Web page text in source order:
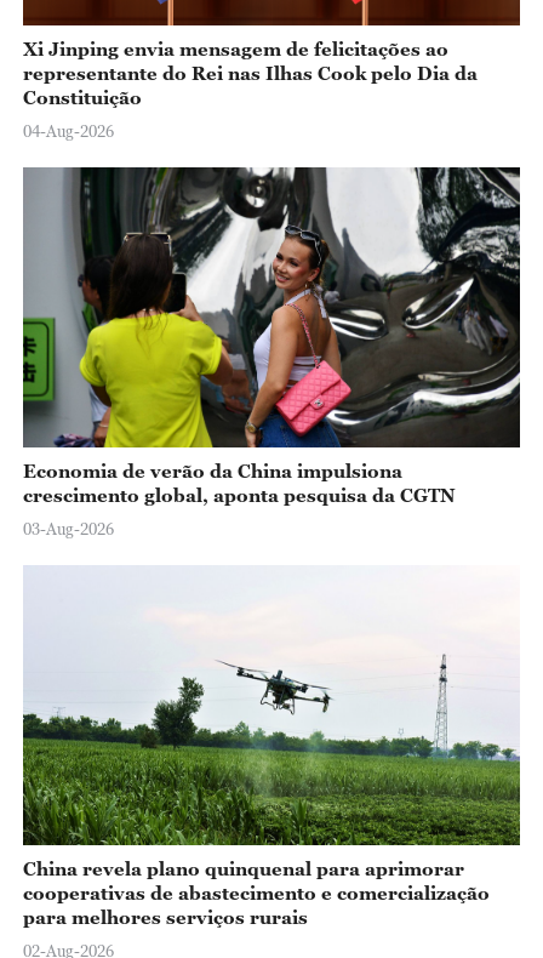
Xi Jinping envia mensagem de felicitações ao
representante do Rei nas Ilhas Cook pelo Dia da
Constituição
04-Aug-2026
Economia de verão da China impulsiona
crescimento global, aponta pesquisa da CGTN
03-Aug-2026
China revela plano quinquenal para aprimorar
cooperativas de abastecimento e comercialização
para melhores serviços rurais
02-Aug-2026